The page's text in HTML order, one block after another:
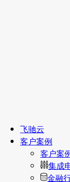
飞驰云
客户案例
客户案
集成
金融